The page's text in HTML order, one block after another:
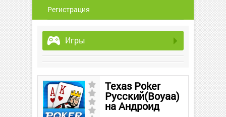
Регистрация
Игры
Texas Poker
Русский(Boyaa)
на Андроид